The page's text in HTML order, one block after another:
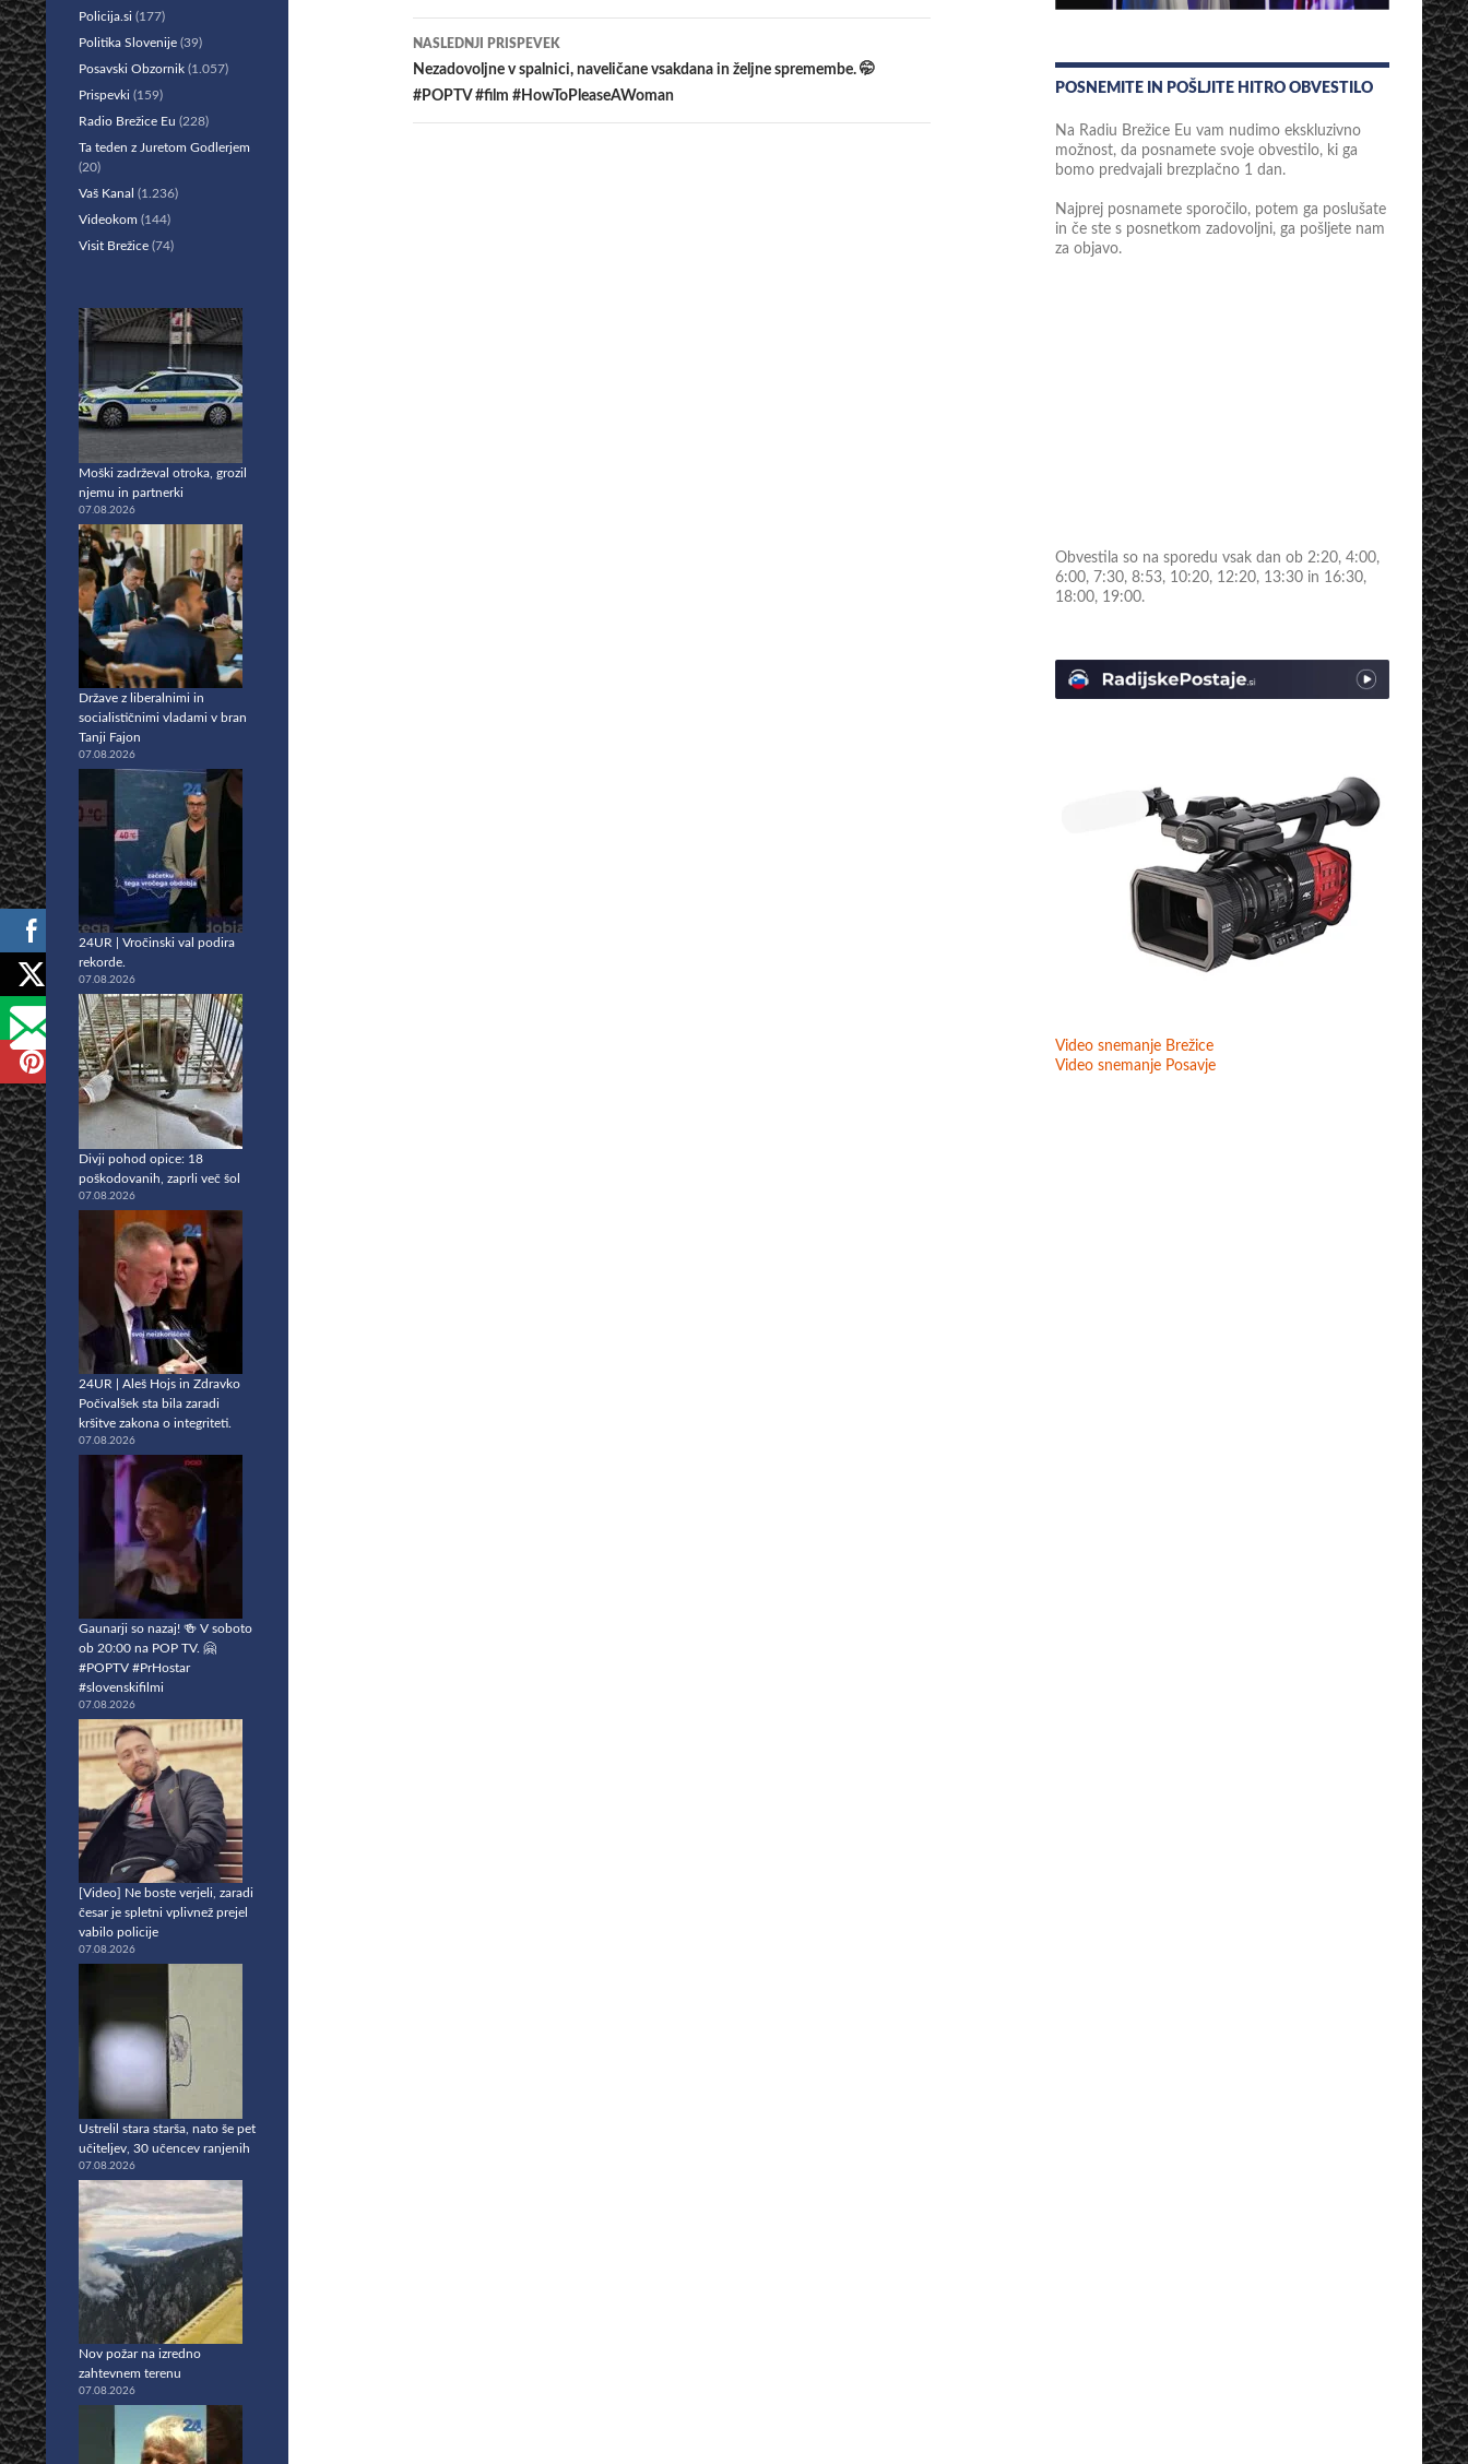
NASLEDNJI PRISPEVEK
Nezadovoljne v spalnici, naveličane vsakdana in željne spremembe. 🤭
#POPTV #film #HowToPleaseAWoman
POSNEMITE IN POŠLJITE HITRO OBVESTILO
Na Radiu Brežice Eu vam nudimo ekskluzivno
možnost, da posnamete svoje obvestilo, ki ga
bomo predvajali brezplačno 1 dan.
Najprej posnamete sporočilo, potem ga poslušate
in če ste s posnetkom zadovoljni, ga pošljete nam
za objavo.
Obvestila so na sporedu vsak dan ob 2:20, 4:00,
6:00, 7:30, 8:53, 10:20, 12:20, 13:30 in 16:30,
18:00, 19:00.
Video snemanje Brežice
Video snemanje Posavje
Policija.si (177)
Politika Slovenije (39)
Posavski Obzornik (1.057)
Prispevki (159)
Radio Brežice Eu (228)
Ta teden z Juretom Godlerjem
(20)
Vaš Kanal (1.236)
Videokom (144)
Visit Brežice (74)
Moški zadrževal otroka, grozil
njemu in partnerki
07.08.2026
Države z liberalnimi in
socialističnimi vladami v bran
Tanji Fajon
07.08.2026
24UR | Vročinski val podira
rekorde.
07.08.2026
Divji pohod opice: 18
poškodovanih, zaprli več šol
07.08.2026
24UR | Aleš Hojs in Zdravko
Počivalšek sta bila zaradi
kršitve zakona o integriteti.
07.08.2026
Gaunarji so nazaj! 🍻 V soboto
ob 20:00 na POP TV. 🤗
#POPTV #PrHostar
#slovenskifilmi
07.08.2026
[Video] Ne boste verjeli, zaradi
česar je spletni vplivnež prejel
vabilo policije
07.08.2026
Ustrelil stara starša, nato še pet
učiteljev, 30 učencev ranjenih
07.08.2026
Nov požar na izredno
zahtevnem terenu
07.08.2026